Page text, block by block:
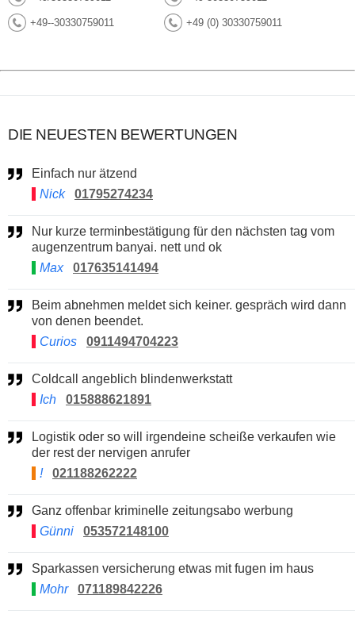
+49--30330759011 +49 (0) 30330759011
DIE NEUESTEN BEWERTUNGEN
Einfach nur ätzend
Nick
01795274234
Nur kurze terminbestätigung für den nächsten tag vom
augenzentrum banyai. nett und ok
Max
017635141494
Beim abnehmen meldet sich keiner. gespräch wird dann
von denen beendet.
Curios
0911494704223
Coldcall angeblich blindenwerkstatt
Ich
015888621891
Logistik oder so will irgendeine scheiße verkaufen wie
der rest der nervigen anrufer
!
021188262222
Ganz offenbar kriminelle zeitungsabo werbung
Günni
053572148100
Sparkassen versicherung etwas mit fugen im haus
Mohr
071189842226